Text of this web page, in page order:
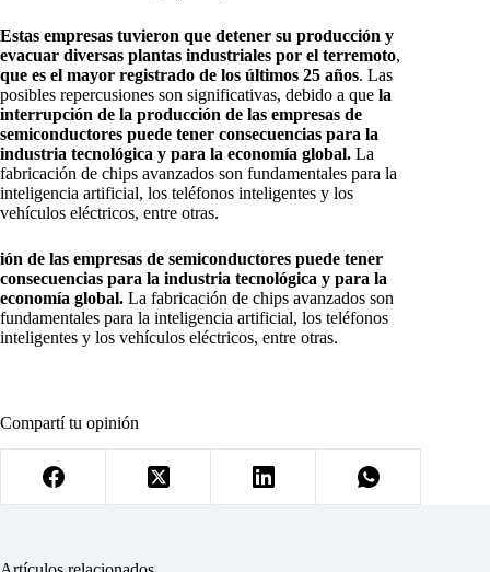
Estas empresas tuvieron que detener su producción y
evacuar diversas plantas industriales por el terremoto,
que es el mayor registrado de los últimos 25 años. Las
posibles repercusiones son significativas, debido a que la
interrupción de la producción de las empresas de
semiconductores puede tener consecuencias para la
industria tecnológica y para la economía global. La
fabricación de chips avanzados son fundamentales para la
inteligencia artificial, los teléfonos inteligentes y los
vehículos eléctricos, entre otras.
ión de las empresas de semiconductores puede tener
consecuencias para la industria tecnológica y para la
economía global. La fabricación de chips avanzados son
fundamentales para la inteligencia artificial, los teléfonos
inteligentes y los vehículos eléctricos, entre otras.
Compartí tu opinión